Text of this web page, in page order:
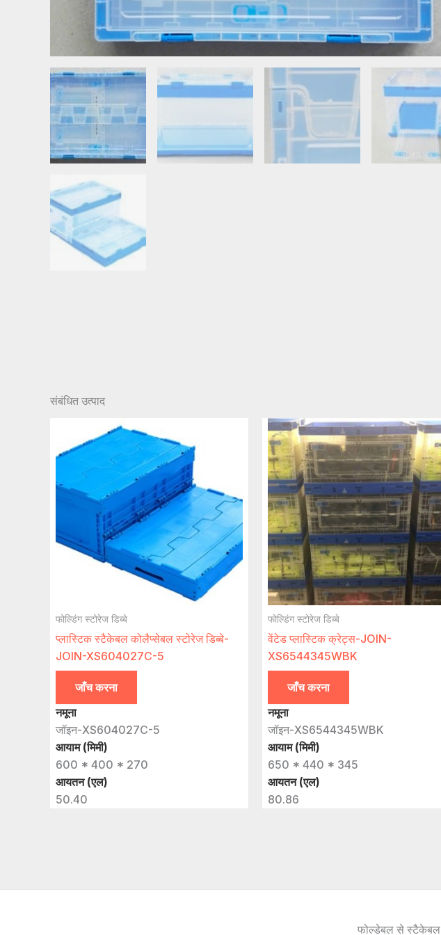
संबंधित उत्पाद
फोल्डिंग स्टोरेज डिब्बे
प्लास्टिक स्टैकेबल कोलैप्सेबल स्टोरेज डिब्बे-
JOIN-XS604027C-5
जाँच करना
नमूना
जॉइन-XS604027C-5
आयाम (मिमी)
600 * 400 * 270
आयतन (एल)
50.40
फोल्डिंग स्टोरेज डिब्बे
वेंटेड प्लास्टिक क्रेट्स-JOIN-
XS6544345WBK
जाँच करना
नमूना
जॉइन-XS6544345WBK
आयाम (मिमी)
650 * 440 * 345
आयतन (एल)
80.86
फोल्डेबल से स्टैकेबल